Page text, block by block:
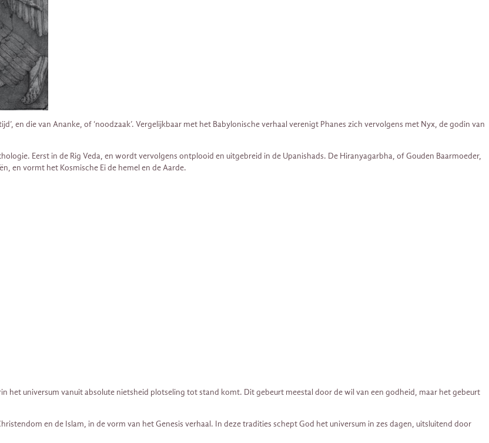
en die van Ananke, of ‘noodzaak’. Vergelijkbaar met het Babylonische verhaal verenigt Phanes zich vervolgens met Nyx, de godin van
Eerst in de Rig Veda, en wordt vervolgens ontplooid en uitgebreid in de Upanishads. De Hiranyagarbha, of Gouden Baarmoeder,
en vormt het Kosmische Ei de hemel en de Aarde.
het universum vanuit absolute nietsheid plotseling tot stand komt. Dit gebeurt meestal door de wil van een godheid, maar het gebeurt
en de Islam, in de vorm van het Genesis verhaal. In deze tradities schept God het universum in zes dagen, uitsluitend door